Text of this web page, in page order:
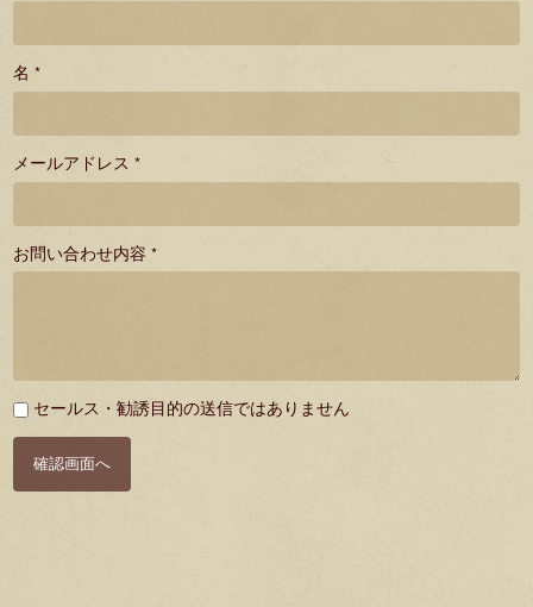
名 *
メールアドレス *
お問い合わせ内容 *
必 セールス・勧誘目的の送信ではありません
確認画面へ